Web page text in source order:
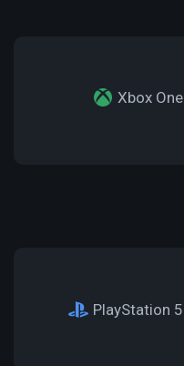
Xbox One
PlayStation 5